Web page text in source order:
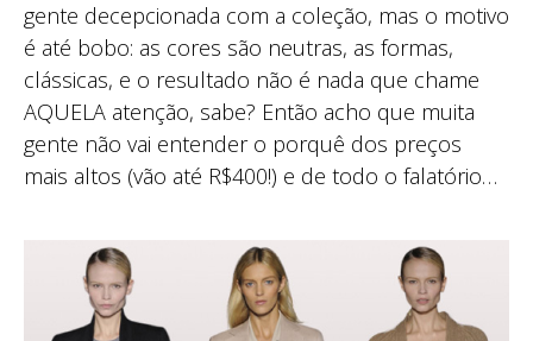
gente decepcionada com a coleção, mas o motivo
é até bobo: as cores são neutras, as formas,
clássicas, e o resultado não é nada que chame
AQUELA atenção, sabe? Então acho que muita
gente não vai entender o porquê dos preços
mais altos (vão até R$400!) e de todo o falatório…